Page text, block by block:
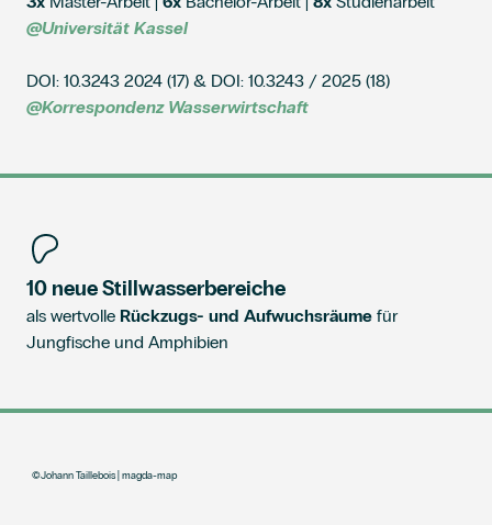
@Universität Kassel
DOI: 10.3243 2024 (17) & DOI: 10.3243 / 2025 (18)
@Korrespondenz Wasserwirtschaft
10 neue Stillwasserbereiche
als wertvolle Rückzugs- und Aufwuchsräume für
Jungfische und Amphibien
©Johann Taillebois | magda-map